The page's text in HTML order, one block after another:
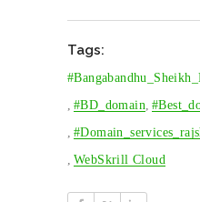
Tags:
#BD_domain
WebSkrill Cloud